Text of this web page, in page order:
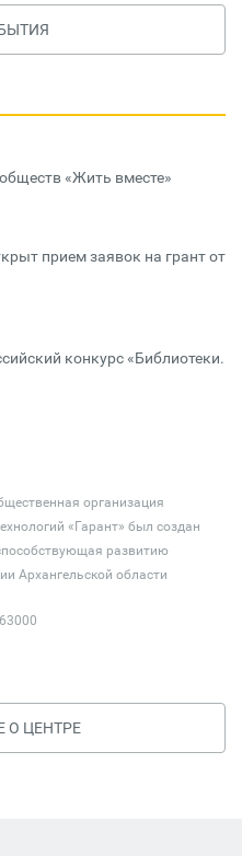
«Жить вместе»
прием заявок на грант от
конкурс «Библиотеки.
организация
«Гарант» был создан
развитию
Архангельской области
О ЦЕНТРЕ